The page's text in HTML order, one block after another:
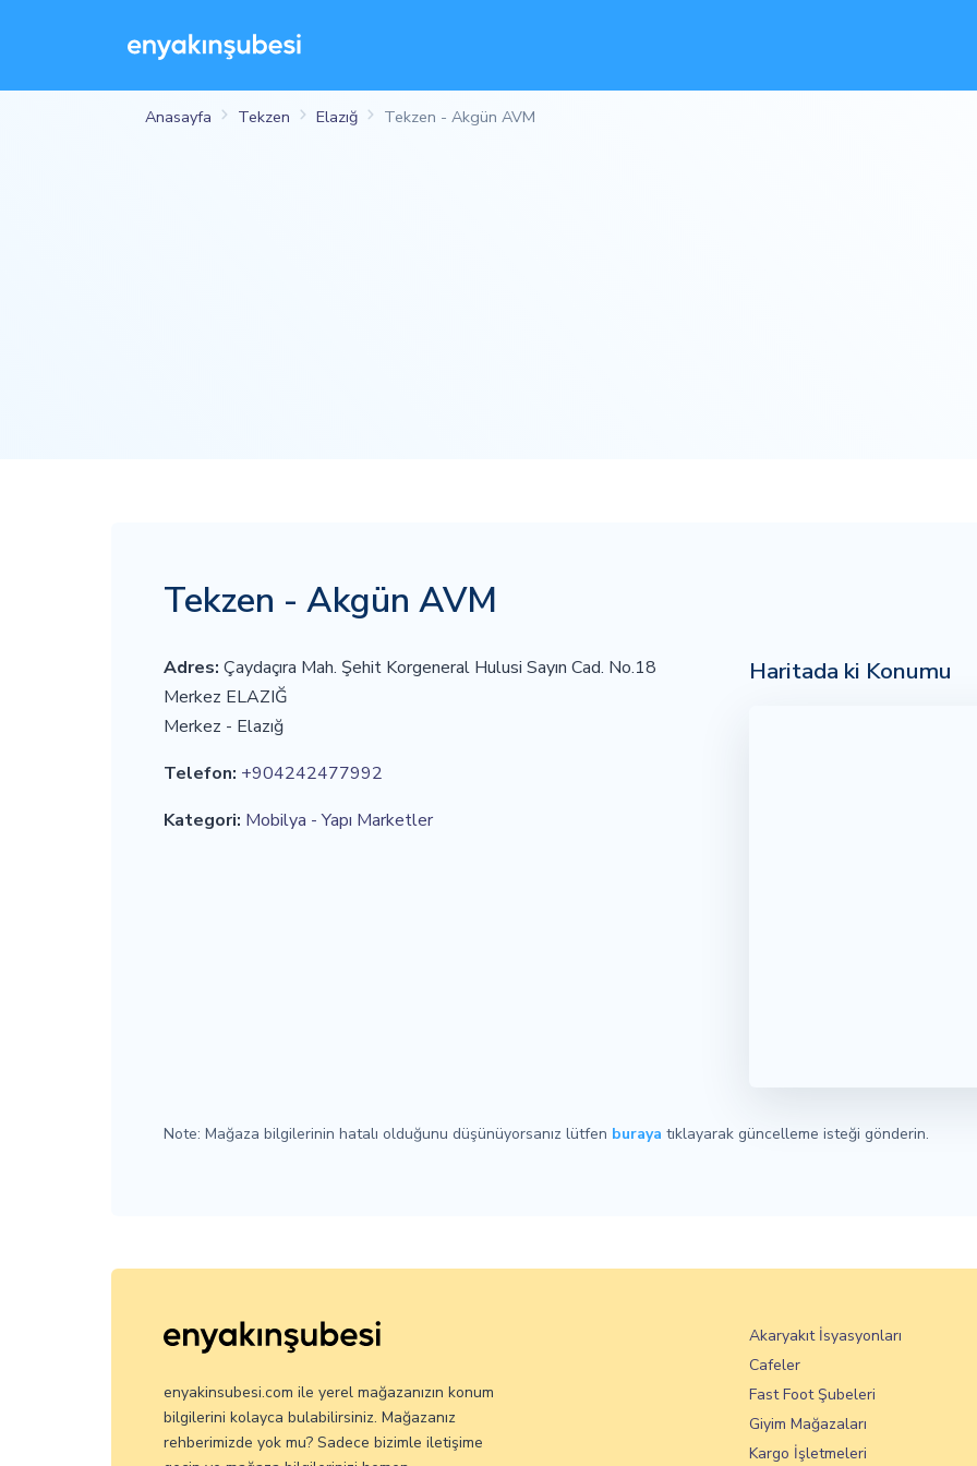
Anasayfa Tekzen Elazığ Tekzen - Akgün AVM
Tekzen - Akgün AVM
Adres: Çaydaçıra Mah. Şehit Korgeneral Hulusi Sayın Cad. No.18
Merkez ELAZIĞ
Merkez - Elazığ
Telefon: +904242477992
Kategori: Mobilya - Yapı Marketler
Haritada ki Konumu
Note: Mağaza bilgilerinin hatalı olduğunu düşünüyorsanız lütfen buraya tıklayarak güncelleme isteği gönderin.
enyakinsubesi.com ile yerel mağazanızın konum
bilgilerini kolayca bulabilirsiniz. Mağazanız
rehberimizde yok mu? Sadece bizimle iletişime
Akaryakıt İsyasyonları
Cafeler
Fast Foot Şubeleri
Giyim Mağazaları
Kargo İşletmeleri